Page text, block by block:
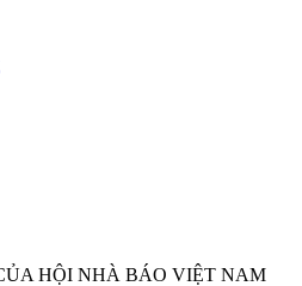
HỘI NHÀ BÁO VIỆT NAM